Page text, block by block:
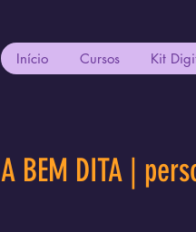
Início Cursos Kit
A BEM DITA |